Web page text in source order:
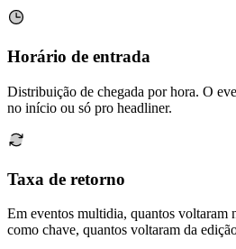
Horário de entrada
Distribuição de chegada por hora. O
no início ou só pro headliner.
Taxa de retorno
Em eventos multidia, quantos voltaram
como chave, quantos voltaram da